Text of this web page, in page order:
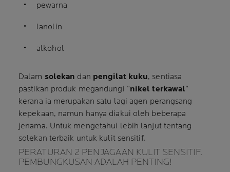
pewarna
lanolin
alkohol
Dalam solekan dan pengilat kuku, sentiasa
pastikan produk megandungi “nikel terkawal”
kerana ia merupakan satu lagi agen perangsang
kepekaan, namun hanya diakui oleh beberapa
jenama. Untuk mengetahui lebih lanjut tentang
solekan terbaik untuk kulit sensitif.
PERATURAN 2 PENJAGAAN KULIT SENSITIF.
PEMBUNGKUSAN ADALAH PENTING!